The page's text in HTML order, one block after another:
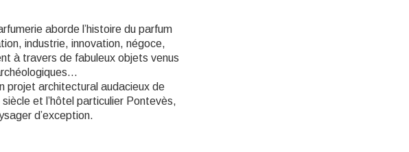
aborde l’histoire du parfum
industrie, innovation, négoce,
à travers de fabuleux objets venus
projet architectural audacieux de
et l’hôtel particulier Pontevès,
d’exception.